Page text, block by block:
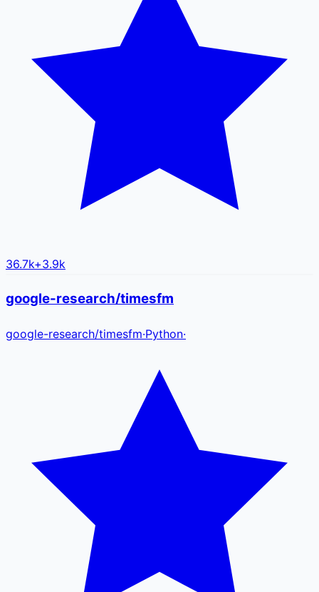
36.7k+3.9k
google-research/timesfm
google-research/timesfm·Python·